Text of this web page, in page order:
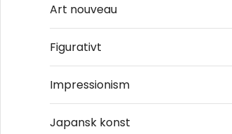
Art nouveau
Figurativt
Impressionism
Japansk konst